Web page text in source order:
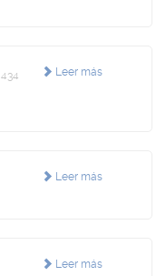
Leer más
434
Leer más
Leer más